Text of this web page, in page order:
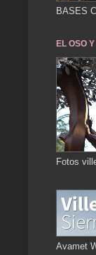
...
BASES
EL OSO
Fotos
Avamet